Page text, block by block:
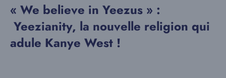
« We believe in Yeezus » :
Yeezianity, la nouvelle religion qui
adule Kanye West !